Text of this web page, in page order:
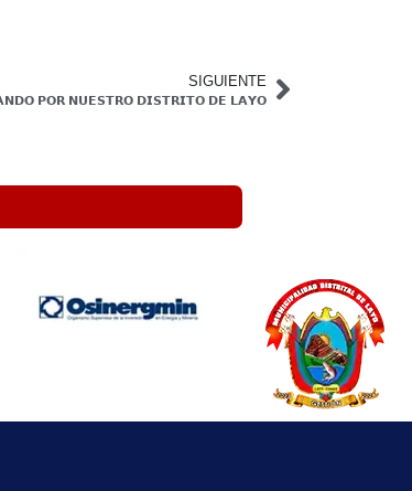
SIGUIENTE
𝗣𝗢𝗥 𝗡𝗨𝗘𝗦𝗧𝗥𝗢 𝗗𝗜𝗦𝗧𝗥𝗜𝗧𝗢 𝗗𝗘 𝗟𝗔𝗬𝗢